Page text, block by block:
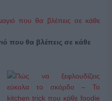
που θα βλέπεις σε κάθε